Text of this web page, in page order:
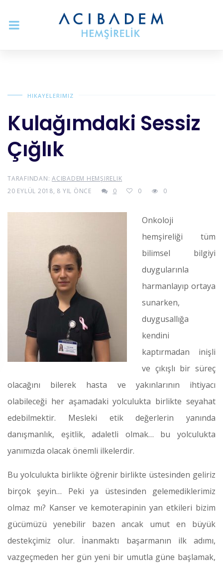
HIKAYELERIMIZ
Kulağımdaki Sessiz
Çığlık
TARAFINDAN: ACIBADEM HEMŞIRELIK
20 EYLÜL 2018, 8 YIL ÖNCE
0 0 0
Onkoloji
hemşireliği tüm
bilimsel bilgiyi
duygularınla
harmanlayıp ortaya
sunarken,
duygusallığa
kendini
kaptırmadan inişli
ve çıkışlı bir süreç
olacağını bilerek hasta ve yakınlarının ihtiyacı
olabileceği her aşamadaki yolculukta birlikte seyahat
edebilmektir. Mesleki etik değerlerin yanında
danışmanlık, eşitlik, adaletli olmak… bu yolculukta
yanımızda olacak önemli ilkelerdir.
Bu yolculukta birlikte öğrenir birlikte üstesinden geliriz
birçok şeyin… Peki ya üstesinden gelemediklerimiz
olmaz mı? Kanser ve kemoterapinin yan etkileri bizim
gücümüzü yenebilir bazen ancak umut en büyük
destekçimiz olur. İnanmaktı başarmanın ilk adımı,
vazgeçmeden her gün yeni bir umutla güne başlamak,